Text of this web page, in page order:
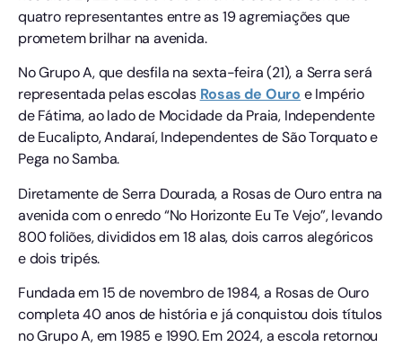
quatro representantes entre as 19 agremiações que
prometem brilhar na avenida.
No Grupo A, que desfila na sexta-feira (21), a Serra será
representada pelas escolas Rosas de Ouro e Império
de Fátima, ao lado de Mocidade da Praia, Independente
de Eucalipto, Andaraí, Independentes de São Torquato e
Pega no Samba.
Diretamente de Serra Dourada, a Rosas de Ouro entra na
avenida com o enredo “No Horizonte Eu Te Vejo”, levando
800 foliões, divididos em 18 alas, dois carros alegóricos
e dois tripés.
Fundada em 15 de novembro de 1984, a Rosas de Ouro
completa 40 anos de história e já conquistou dois títulos
no Grupo A, em 1985 e 1990. Em 2024, a escola retornou